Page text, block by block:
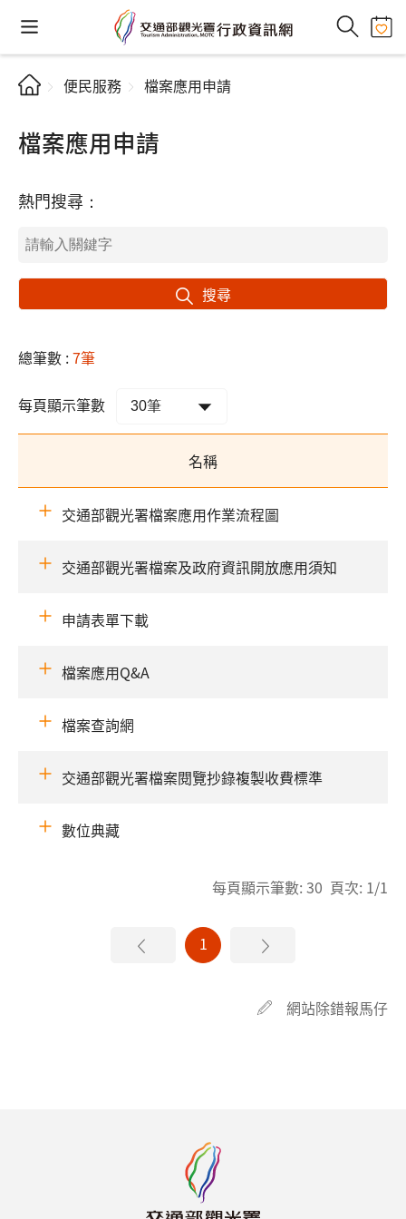
便民服務 檔案應用申請
檔案應用申請
熱門搜尋：
搜尋
總筆數 :7筆
每頁顯示筆數
名稱
交通部觀光署檔案應用作業流程圖
交通部觀光署檔案及政府資訊開放應用須知
申請表單下載
檔案應用Q&A
檔案查詢網
交通部觀光署檔案閱覽抄錄複製收費標準
數位典藏
每頁顯示筆數: 30 頁次: 1/1
1
網站除錯報馬仔